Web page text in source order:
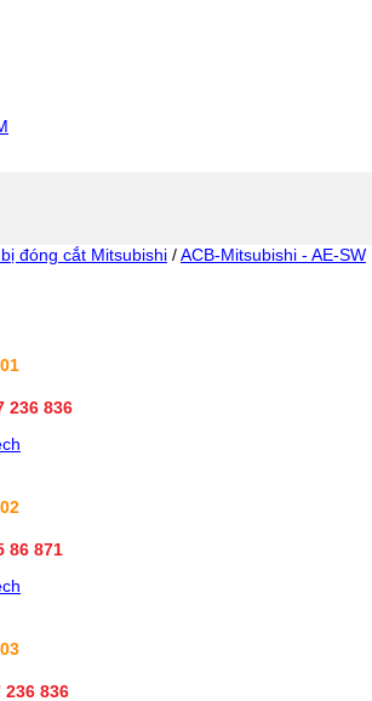
đóng cắt Mitsubishi /ACB-Mitsubishi - AE-SW
236 836
02
86 871
03
236 836